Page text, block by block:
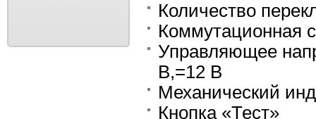
Количество
Коммутационная
Управляющее
В,=12 В
Механический
Кнопка «Тест»